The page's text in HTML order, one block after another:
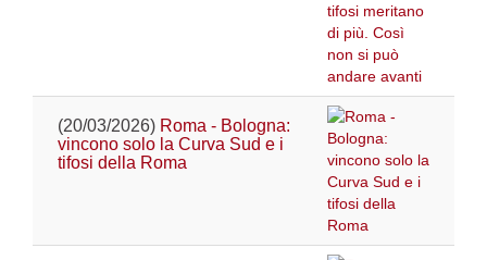
(20/03/2026) Roma - Bologna:
vincono solo la Curva Sud e i
tifosi della Roma